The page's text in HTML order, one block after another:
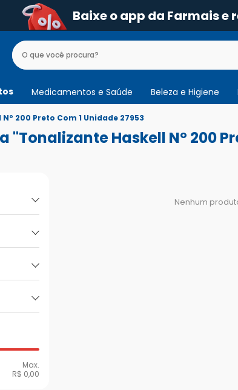
Baixe o app da Farmais
Medicamentos e Saúde Beleza e Higiene
200 Preto Com 1 Unidade 27953
"Tonalizante Haskell Nº 200
Max.
R$ 0,00
Nenhum